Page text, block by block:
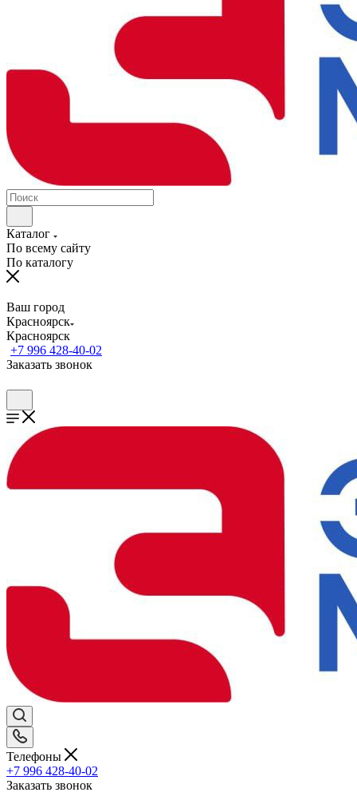
Каталог
По всему сайту
По каталогу
Ваш город
Красноярск
Красноярск
+7 996 428-40-02
Заказать звонок
Телефоны
+7 996 428-40-02
Заказать звонок